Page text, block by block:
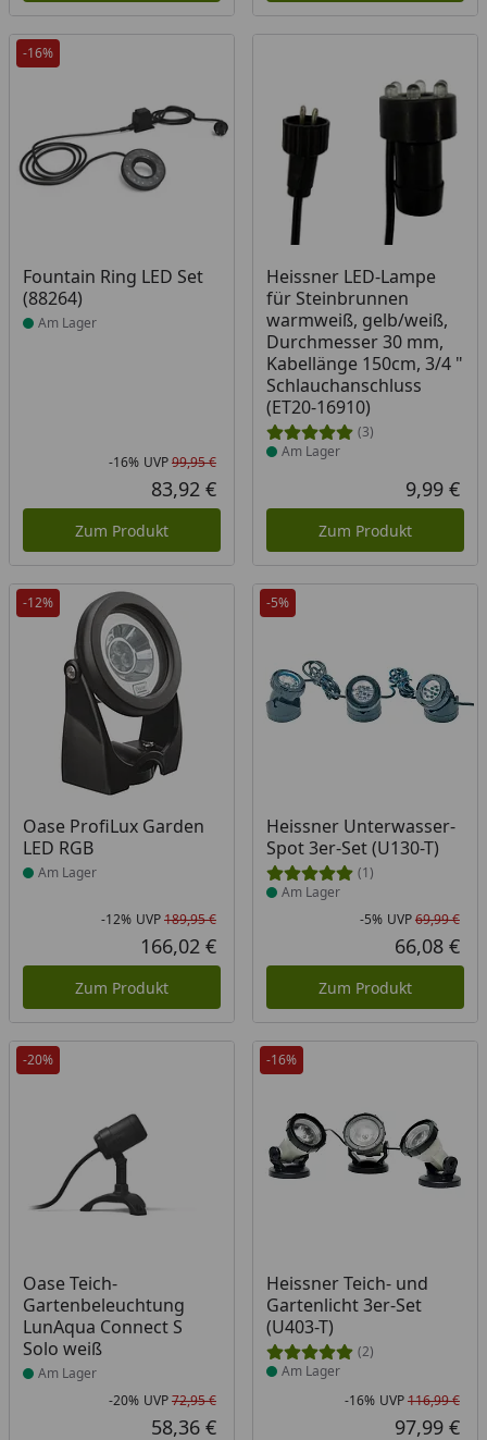
-16%
Fountain Ring LED Set
(88264)
Produkt am Lager
Am Lager
Rabatt in Prozent
-16%
Ursprünglicher Preis
UVP99,95 €
Aktueller Preis
83,92 €
Zum Produkt
Heissner LED-Lampe
für Steinbrunnen
warmweiß, gelb/weiß,
Durchmesser 30 mm,
Kabellänge 150cm, 3/4 "
Schlauchanschluss
(ET20-16910)
(3)
Produkt am Lager
Am Lager
9,99 €
Zum Produkt
-12%
Oase ProfiLux Garden
LED RGB
Produkt am Lager
Am Lager
Rabatt in Prozent
-12%
Ursprünglicher Preis
UVP189,95 €
Aktueller Preis
166,02 €
Zum Produkt
-5%
Heissner Unterwasser-
Spot 3er-Set (U130-T)
(1)
Produkt am Lager
Am Lager
-5% UVP69,99 €
66,08 €
Zum Produkt
-20%
Oase Teich-
Gartenbeleuchtung
LunAqua Connect S
Solo weiß
Produkt am Lager
Am Lager
Rabatt in Prozent
-20%
Ursprünglicher Preis
UVP72,95 €
58,36 €
-16%
Heissner Teich- und
Gartenlicht 3er-Set
(U403-T)
(2)
Produkt am Lager
Am Lager
-16% UVP116,99 €
97,99 €